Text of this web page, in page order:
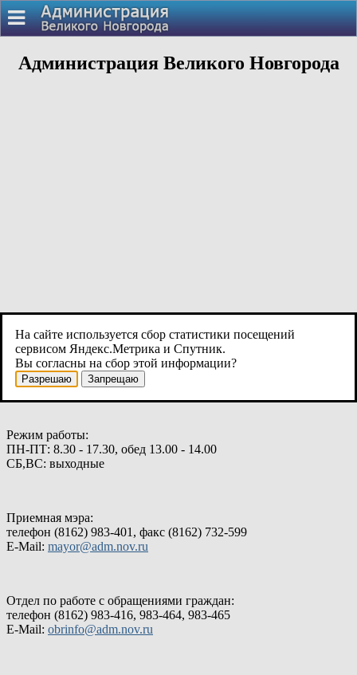
Администрация Великого Новгорода
Адрес:
РОССИЯ, 173007, Великий Новгород Большая Власьевская
ул.4
Режим работы:
ПН-ПТ: 8.30 - 17.30, обед 13.00 - 14.00
СБ,ВС: выходные
Приемная мэра:
телефон (8162) 983-401, факс (8162) 732-599
E-Mail: mayor@adm.nov.ru
Отдел по работе с обращениями граждан:
телефон (8162) 983-416, 983-464, 983-465
E-Mail: obrinfo@adm.nov.ru
На сайте используется сбор статистики посещений
сервисом Яндекс.Метрика и Спутник.
Вы согласны на сбор этой информации?
Разрешаю Запрещаю